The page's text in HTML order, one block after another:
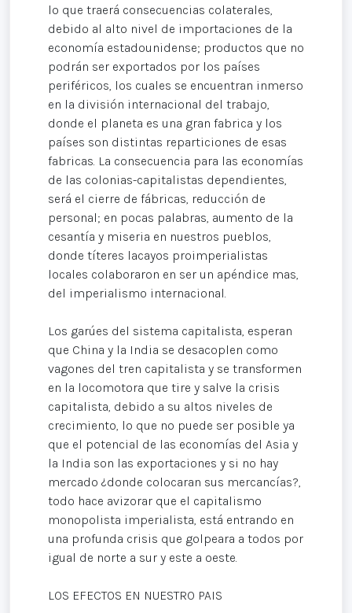
lo que traerá consecuencias colaterales,
debido al alto nivel de importaciones de la
economía estadounidense; productos que no
podrán ser exportados por los países
periféricos, los cuales se encuentran inmerso
en la división internacional del trabajo,
donde el planeta es una gran fabrica y los
países son distintas reparticiones de esas
fabricas. La consecuencia para las economías
de las colonias-capitalistas dependientes,
será el cierre de fábricas, reducción de
personal; en pocas palabras, aumento de la
cesantía y miseria en nuestros pueblos,
donde títeres lacayos proimperialistas
locales colaboraron en ser un apéndice mas,
del imperialismo internacional.
Los garúes del sistema capitalista, esperan
que China y la India se desacoplen como
vagones del tren capitalista y se transformen
en la locomotora que tire y salve la crisis
capitalista, debido a su altos niveles de
crecimiento, lo que no puede ser posible ya
que el potencial de las economías del Asia y
la India son las exportaciones y si no hay
mercado ¿donde colocaran sus mercancías?,
todo hace avizorar que el capitalismo
monopolista imperialista, está entrando en
una profunda crisis que golpeara a todos por
igual de norte a sur y este a oeste.
LOS EFECTOS EN NUESTRO PAIS